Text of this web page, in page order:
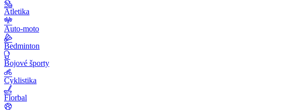
Atletika
Auto-moto
Bedminton
Bojové športy
Cyklistika
Florbal